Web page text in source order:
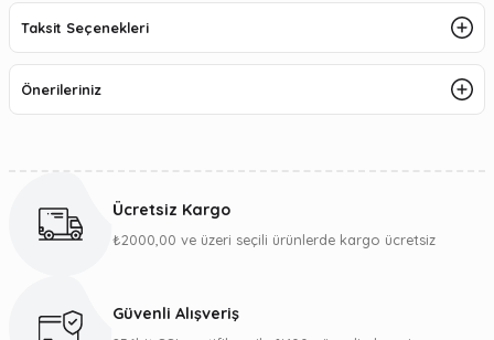
Taksit Seçenekleri
Önerileriniz
Ücretsiz Kargo
₺2000,00 ve üzeri seçili ürünlerde kargo ücretsiz
Güvenli Alışveriş